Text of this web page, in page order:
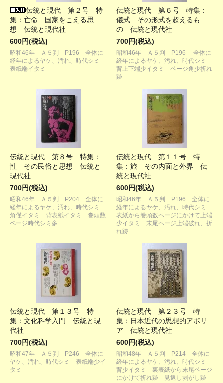
伝統と現代 第２号 特
集：亡命 国家をこえる思
想 伝統と現代社
600円(税込)
昭和46年 Ａ５判 P196 全体に
経年によるヤケ、汚れ、時代シミ
表紙端イタミ
伝統と現代 第６号 特集：
儀式 その形式を超えるも
の 伝統と現代社
700円(税込)
昭和46年 Ａ５判 P196 全体に
経年によるヤケ、汚れ、時代シミ
背上下端少イタミ ページ角少折れ
跡
伝統と現代 第８号 特集：
性 その民俗と思想 伝統と
現代社
700円(税込)
昭和46年 Ａ５判 P204 全体に
経年によるヤケ、汚れ、時代シミ
角僅イタミ 背表紙イタミ 巻頭数
ページ時代シミ多
伝統と現代 第１１号 特
集：旅 その内面と外界 伝
統と現代社
600円(税込)
昭和46年 Ａ５判 P196 全体に
経年によるヤケ、汚れ、時代シミ
表紙から巻頭数ページにかけて上端
少イタミ 末尾ページ上端破れ、折
れ跡
伝統と現代 第１３号 特
集：文化科学入門 伝統と現
代社
700円(税込)
昭和47年 Ａ５判 P246 全体に
ヤケ、汚れ、時代シミ 表紙端少イ
タミ
伝統と現代 第２３号 特
集：日本近代の思想的アポリ
ア 伝統と現代社
600円(税込)
昭和48年 Ａ５判 P214 全体に
経年によるヤケ、汚れ、時代シミ
背少イタミ 裏表紙から末尾ページ
にかけて折れ跡 見返し剥がし跡